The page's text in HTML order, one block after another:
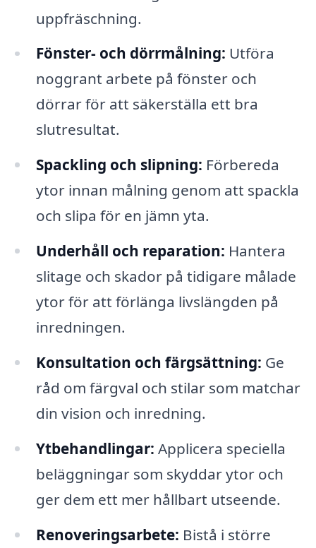
uppfräschning.
Fönster- och dörrmålning: Utföra
noggrant arbete på fönster och
dörrar för att säkerställa ett bra
slutresultat.
Spackling och slipning: Förbereda
ytor innan målning genom att spackla
och slipa för en jämn yta.
Underhåll och reparation: Hantera
slitage och skador på tidigare målade
ytor för att förlänga livslängden på
inredningen.
Konsultation och färgsättning: Ge
råd om färgval och stilar som matchar
din vision och inredning.
Ytbehandlingar: Applicera speciella
beläggningar som skyddar ytor och
ger dem ett mer hållbart utseende.
Renoveringsarbete: Bistå i större